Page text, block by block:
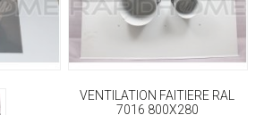
VENTILATION FAITIERE RAL
7016 800X280